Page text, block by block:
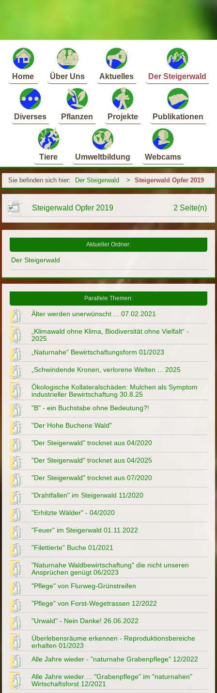
Home Über Uns Aktuelles Der Steigerwald
Diverses Pflanzen Projekte Publikationen
Tiere Umweltbildung Webcams
Sie befinden sich hier: Der Steigerwald > Steigerwald Opfer 2019
Steigerwald Opfer 2019 2 Seite(n)
Aktueller Ordner:
Der Steigerwald
Parallele Themen:
Älter werden unerwünscht ... 07.02.2021
„Klimawald ohne Klima, Biodiversität ohne Vielfalt“ -
2025
„Naturnahe“ Bewirtschaftungsform 01/2023
„Schwindende Kronen, verlorene Welten ... 2025
Ökologische Kollateralschäden: Mulchen als Symptom
industrieller Bewirtschaftung 30.8.25
"B" - ein Buchstabe ohne Bedeutung?!
"Der Hohe Buchene Wald"
"Der Steigerwald" trocknet aus 04/2020
"Der Steigerwald" trocknet aus 04/2025
"Der Steigerwald" trocknet aus 07/2020
"Drahtfallen" im Steigerwald 11/2020
"Erhitzte Wälder" - 04/2020
"Feuer" im Steigerwald 01.11.2022
"Filettierte" Buche 01/2021
"Naturnahe Waldbewirtschaftung" die nicht unseren
Ansprüchen genügt 06/2023
"Pflege" von Flurweg-Grünstreifen
"Pflege" von Forst-Wegetrassen 12/2022
"Urwald" - Nein Danke! 26.06.2022
Überlebensräume erkennen - Reproduktionsbereiche
erhalten 01/2023
Alle Jahre wieder - "naturnahe Grabenpflege" 12/2022
Alle Jahre wieder ... "Grabenpflege" im "naturnahen"
Wirtschaftsforst 12/2021